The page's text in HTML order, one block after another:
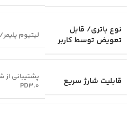
نوع باتری/ قابل
تعویض توسط کاربر
لیتیوم
قابلیت شارژ سریع
PD3.0